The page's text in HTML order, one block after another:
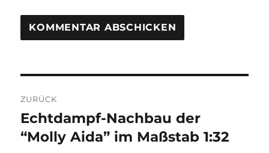
ZURÜCK
Vorheriger
Beitrag:
Echtdampf-Nachbau der
“Molly Aida” im Maßstab 1:32